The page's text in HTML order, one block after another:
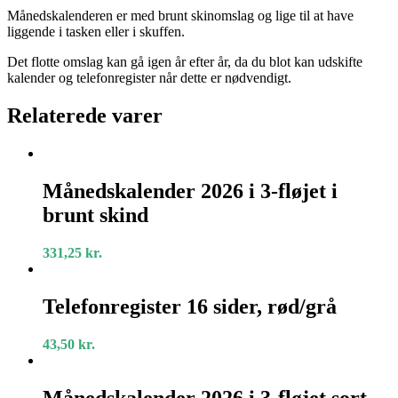
Månedskalenderen er med brunt skinomslag og lige til at have
liggende i tasken eller i skuffen.
Det flotte omslag kan gå igen år efter år, da du blot kan udskifte
kalender og telefonregister når dette er nødvendigt.
Relaterede varer
2026
i
3-
i
brunt
Månedskalender 2026 i 3-fløjet i
brunt skind
331,25 kr.
16
sider,
Telefonregister 16 sider, rød/grå
43,50 kr.
2026